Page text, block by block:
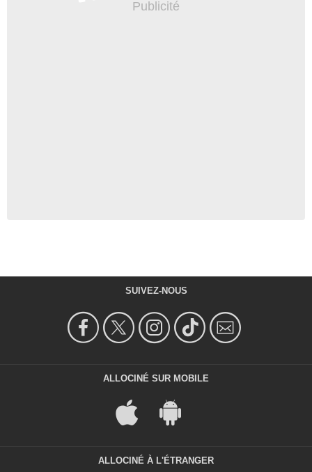
SUIVEZ-NOUS
ALLOCINÉ SUR MOBILE
ALLOCINÉ À L'ÉTRANGER